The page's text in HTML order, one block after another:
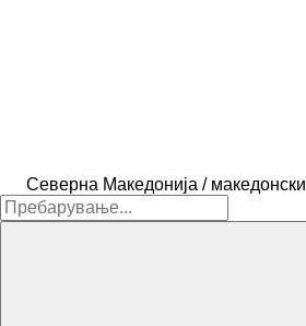
Северна Македонија / македонски